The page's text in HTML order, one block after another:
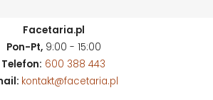
Facetaria.pl
Pon-Pt,9:00 - 15:00
Telefon: 600 388 443
kontakt@facetaria.pl